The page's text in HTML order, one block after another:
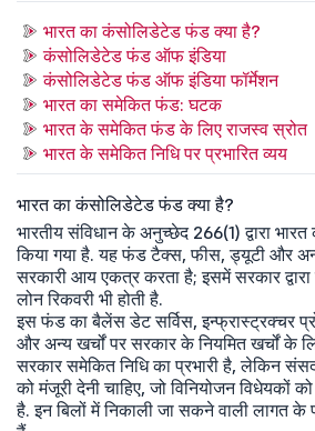
भारत का कंसोलिडेटेड फंड क्या है?
कंसोलिडेटेड फंड ऑफ इंडिया
कंसोलिडेटेड फंड ऑफ इंडिया फॉर्मेशन
भारत का समेकित फंड: घटक
भारत के समेकित फंड के लिए राजस्व स्रोत
भारत के समेकित निधि पर प्रभारित व्यय
भारत का कंसोलिडेटेड फंड क्या है?
भारतीय संविधान के अनुच्छेद 266(1) द्वारा
किया गया है. यह फंड टैक्स, फीस, ड्यूटी और
सरकारी आय एकत्र करता है; इसमें सरकार
लोन रिकवरी भी होती है.
इस फंड का बैलेंस डेट सर्विस, इन्फ्रास्ट्रक्चर
और अन्य खर्चों पर सरकार के नियमित खर्चों के
सरकार समेकित निधि का प्रभारी है, लेकिन
को मंजूरी देनी चाहिए, जो विनियोजन विधेयकों
है. इन बिलों में निकाली जा सकने वाली लागत के